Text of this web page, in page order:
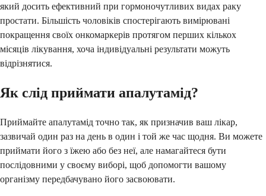
який досить ефективний при гормоночутливих видах раку
простати. Більшість чоловіків спостерігають вимірювані
покращення своїх онкомаркерів протягом перших кількох
місяців лікування, хоча індивідуальні результати можуть
відрізнятися.
Як слід приймати апалутамід?
Приймайте апалутамід точно так, як призначив ваш лікар,
зазвичай один раз на день в один і той же час щодня. Ви можете
приймати його з їжею або без неї, але намагайтеся бути
послідовними у своєму виборі, щоб допомогти вашому
організму передбачувано його засвоювати.